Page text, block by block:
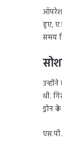
हुए,
समय
थी.
ड्रोन